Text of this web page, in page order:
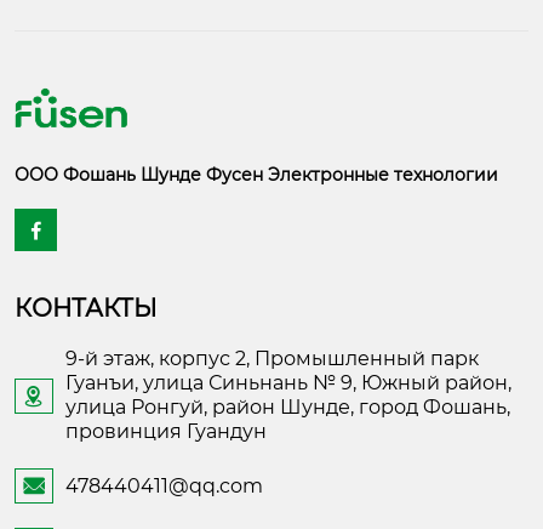
ООО Фошань Шунде Фусен Электронные технологии

КОНТАКТЫ

9-й этаж, корпус 2, Промышленный парк
Гуанъи, улица Синьнань № 9, Южный район,
улица Ронгуй, район Шунде, город Фошань,
провинция Гуандун
 478440411@qq.com